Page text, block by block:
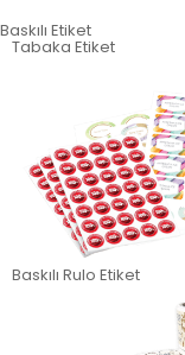
Baskılı Etiket
Tabaka Etiket
Baskılı Rulo Etiket